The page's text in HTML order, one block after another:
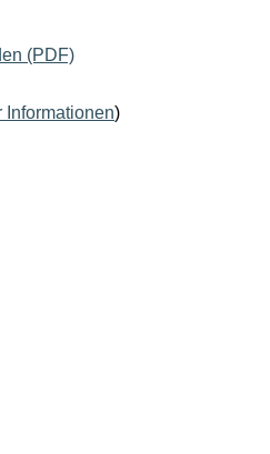
(PDF)
Informationen)